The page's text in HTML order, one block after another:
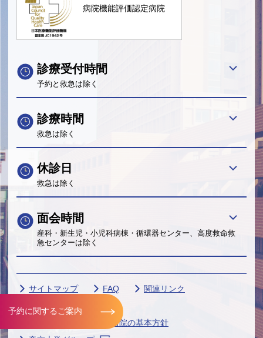
予約に関するご案内
病院機能評価認定病院
診療受付時間
予約と救急は除く
診療時間
救急は除く
休診日
救急は除く
面会時間
産科・新生児・小児科病棟・循環器センター、高度救命救
急センターは除く
サイトマップ FAQ
関連リンク
サイトポリシー
個人情報保護に関する当院の基本方針